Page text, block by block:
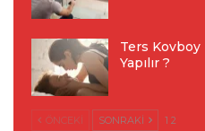
Ters Kovboy
Yapılır ?
ÖNCEKI SONRAKI 1 2